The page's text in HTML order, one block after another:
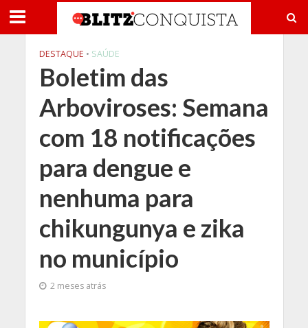
DESTAQUE • SAÚDE
Boletim das
Arboviroses: Semana
com 18 notificações
para dengue e
nenhuma para
chikungunya e zika
no município
2 meses atrás